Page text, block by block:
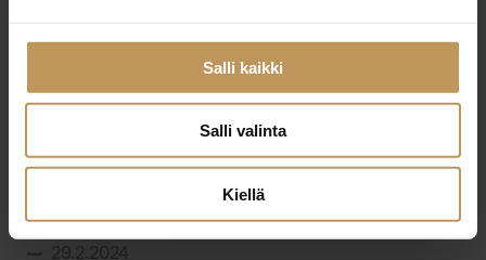
Salli kaikki
Salli valinta
Kiellä
29.2.2024